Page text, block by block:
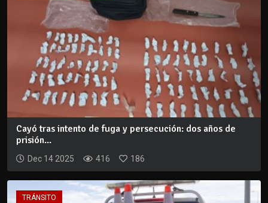
Cayó tras intento de fuga y persecución: dos años de
prisión...
Dec 14 2025 416 186
TRÁNSITO